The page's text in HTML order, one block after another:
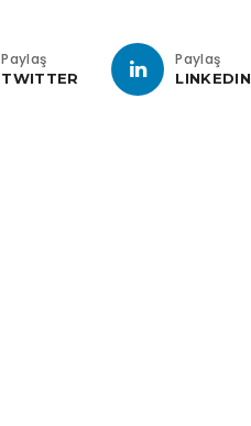
Paylaş
TWITTER
Paylaş
LINKEDIN